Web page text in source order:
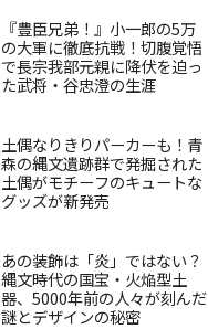
『豊臣兄弟！』小一郎の5万
の大軍に徹底抗戦！切腹覚悟
で長宗我部元親に降伏を迫っ
た武将・谷忠澄の生涯
土偶なりきりパーカーも！青
森の縄文遺跡群で発掘された
土偶がモチーフのキュートな
グッズが新発売
あの装飾は「炎」ではない？
縄文時代の国宝・火焔型土
器、5000年前の人々が刻んだ
謎とデザインの秘密